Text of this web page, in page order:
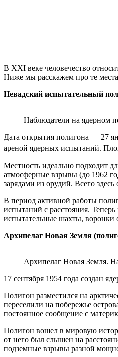
В XXI веке человечество
Ниже мы расскажем про те
Невадский испытательный
Наблюдатели на ядерном
Дата открытия полигона — 27
ареной ядерных испытаний.
Местность идеально подходит
атмосферные взрывы (до 1962
зарядами из орудий. Всего
В период активной работы
испытаний с расстояния.
испытательные шахты, воронки
Архипелаг Новая Земля
Архипелаг Новая Земля.
17 сентября 1954 года создан
Полигон разместился на
переселили на побережье
постоянное сообщение с
Полигон вошел в мировую
от него был слышен на
подземные взрывы разной